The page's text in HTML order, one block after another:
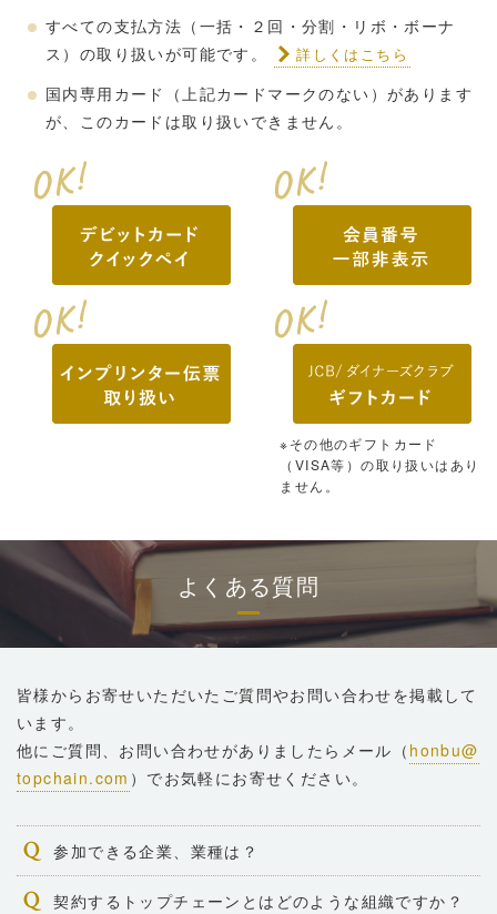
すべての支払方法（一括・２回・分割・リボ・ボーナ
ス）の取り扱いが可能です。
詳しくはこちら
国内専用カード（上記カードマークのない）があります
が、このカードは取り扱いできません。
※その他のギフトカード
（VISA等）の取り扱いはあり
ません。
よくある質問
皆様からお寄せいただいたご質問やお問い合わせを掲載して
います。
他にご質問、お問い合わせがありましたらメール（ honbu@
topchain.com ）でお気軽にお寄せください。
参加できる企業、業種は？
契約するトップチェーンとはどのような組織ですか？